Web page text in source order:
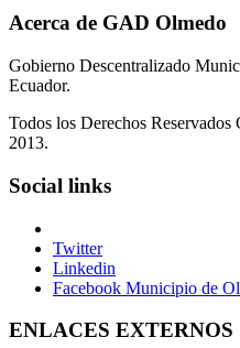
Acerca de GAD Olmedo
Gobierno Descentralizado
Ecuador.
Todos los Derechos
2013.
Social links
Twitter
Linkedin
Facebook Municipio de
ENLACES EXTERNOS